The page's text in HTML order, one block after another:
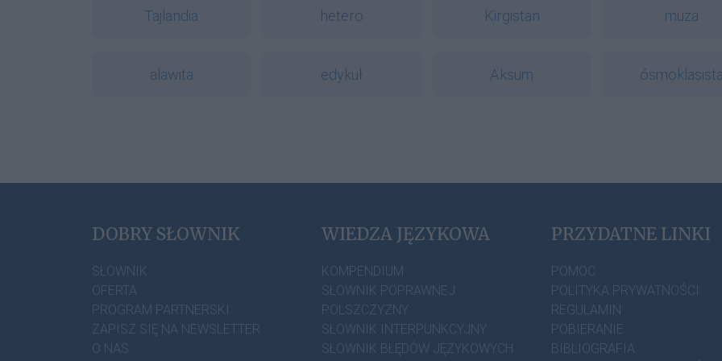
Tajlandia hetero Kirgistan muza
alawita edykuł Aksum ósmoklasista
DOBRY SŁOWNIK
SŁOWNIK
OFERTA
PROGRAM PARTNERSKI
ZAPISZ SIĘ NA NEWSLETTER
O NAS
WIEDZA JĘZYKOWA
KOMPENDIUM
SŁOWNIK POPRAWNEJ
POLSZCZYZNY
SŁOWNIK INTERPUNKCYJNY
SŁOWNIK BŁĘDÓW JĘZYKOWYCH
PRZYDATNE LINKI
POMOC
POLITYKA PRYWATNOŚCI
REGULAMIN
POBIERANIE
BIBLIOGRAFIA